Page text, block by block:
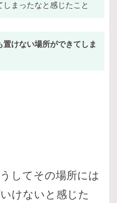
しまったなと感じたこと
けない場所ができてしま
してその場所には
けないと感じた